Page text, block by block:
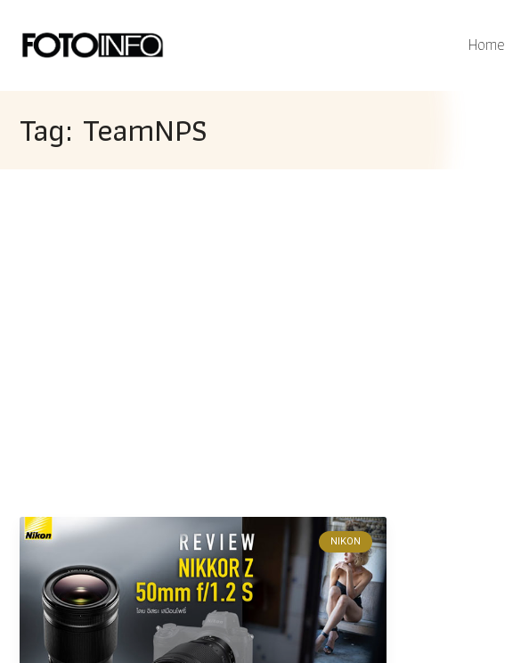
Home
Tag: TeamNPS​
NIKON